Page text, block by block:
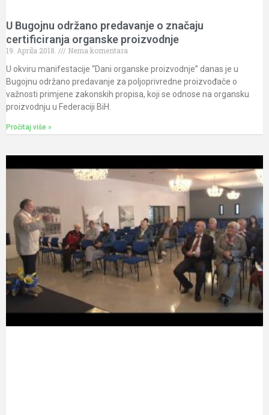
U Bugojnu održano predavanje o značaju
certificiranja organske proizvodnje
19. Aprila 2018.
Nema komentara
U okviru manifestacije “Dani organske proizvodnje” danas je u
Bugojnu održano predavanje za poljoprivredne proizvođače o
važnosti primjene zakonskih propisa, koji se odnose na organsku
proizvodnju u Federaciji BiH.
Pročitaj više »